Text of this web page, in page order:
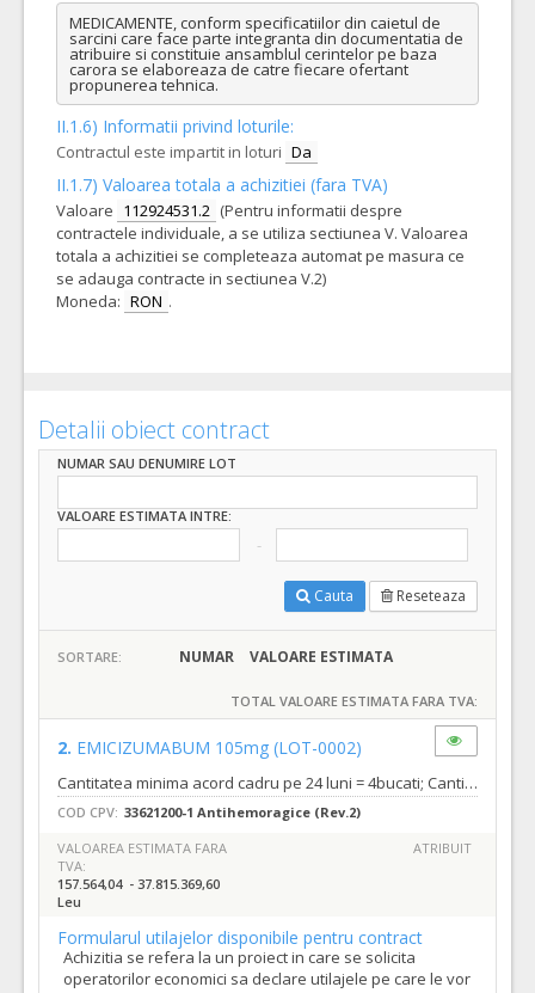
MEDICAMENTE, conform specificatiilor din caietul de
sarcini care face parte integranta din documentatia de
atribuire si constituie ansamblul cerintelor pe baza
carora se elaboreaza de catre fiecare ofertant
propunerea tehnica.
II.1.6) Informatii privind loturile:
Contractul este impartit in loturi Da
II.1.7) Valoarea totala a achizitiei (fara TVA)
Valoare 112924531.2 (Pentru informatii despre
contractele individuale, a se utiliza sectiunea V. Valoarea
totala a achizitiei se completeaza automat pe masura ce
se adauga contracte in sectiunea V.2)
Moneda: RON .
Detalii obiect contract
NUMAR SAU DENUMIRE LOT
VALOARE ESTIMATA INTRE:
Cauta Reseteaza
SORTARE: NUMAR VALOARE ESTIMATA
TOTAL VALOARE ESTIMATA FARA TVA:
2. EMICIZUMABUM 105mg (LOT-0002)
Cantitatea minima acord cadru pe 24 luni = 4bucati; Cantitatea maxima acord cadru pe 24 luni =960bucati;
COD CPV: 33621200-1 Antihemoragice (Rev.2)
VALOAREA ESTIMATA FARA
TVA:
157.564,04 - 37.815.369,60
Leu
ATRIBUIT
Formularul utilajelor disponibile pentru contract
Achizitia se refera la un proiect in care se solicita
operatorilor economici sa declare utilajele pe care le vor